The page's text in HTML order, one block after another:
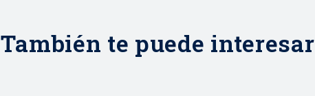
También te puede interesar